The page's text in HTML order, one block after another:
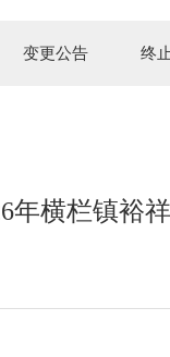
变更公告 终
年横栏镇裕